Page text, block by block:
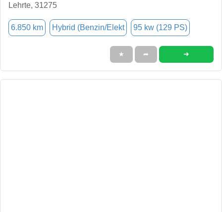
Lehrte, 31275
6.850 km Hybrid (Benzin/Elekt 95 kw (129 PS)
★ ➦ ➜